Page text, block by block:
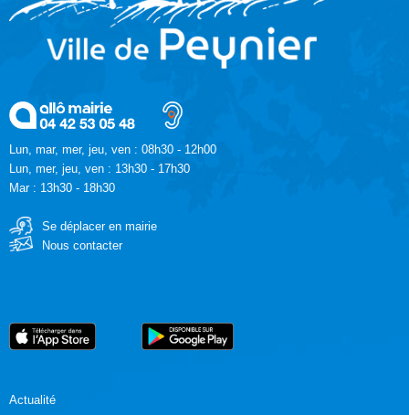
Lun, mar, mer, jeu, ven : 08h30 - 12h00
Lun, mer, jeu, ven : 13h30 - 17h30
Mar : 13h30 - 18h30
Se déplacer en mairie
Nous contacter
Actualité